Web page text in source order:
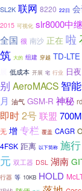
SL2K 联网 8220 22日
2015 可视化 slr8000中
全国 很 南沙 正在 啦
筑 大的 组建 穿越 TD-LTE
低成本 开展 宅 行业 日夜
别 AeroMACS 智
月 油气 GSM-R 神秘
即时2号联盟 700M
无 增 专栏 覆盖 CAGR
4FSK 距离 以下简称 施行
元 双工器 DSL 湖南
行器 等 10KB HOLD